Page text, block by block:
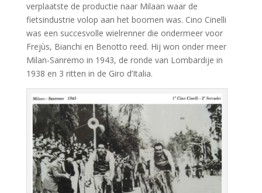
verplaatste de productie naar Milaan waar de
fietsindustrie volop aan het boomen was. Cino Cinelli
was een succesvolle wielrenner die ondermeer voor
Frejùs, Bianchi en Benotto reed. Hij won onder meer
Milan-Sanremo in 1943, de ronde van Lombardije in
1938 en 3 ritten in de Giro d’Italia.